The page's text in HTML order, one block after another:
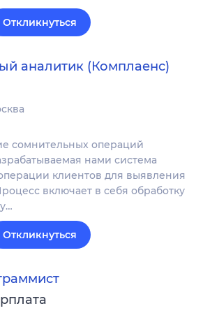
Откликнуться
аналитик (Комплаенс)
сомнительных операций
нами система
клиентов для выявления
включает в себя обработку
Откликнуться